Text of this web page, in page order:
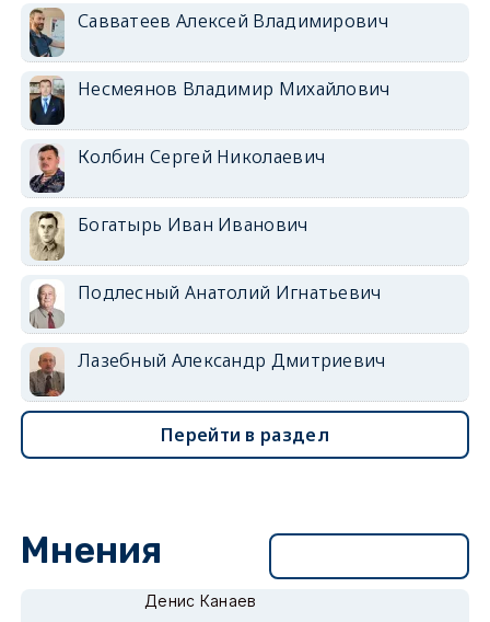
Савватеев Алексей Владимирович
Несмеянов Владимир Михайлович
Колбин Сергей Николаевич
Богатырь Иван Иванович
Подлесный Анатолий Игнатьевич
Лазебный Александр Дмитриевич
Перейти в раздел
Мнения
Денис Канаев